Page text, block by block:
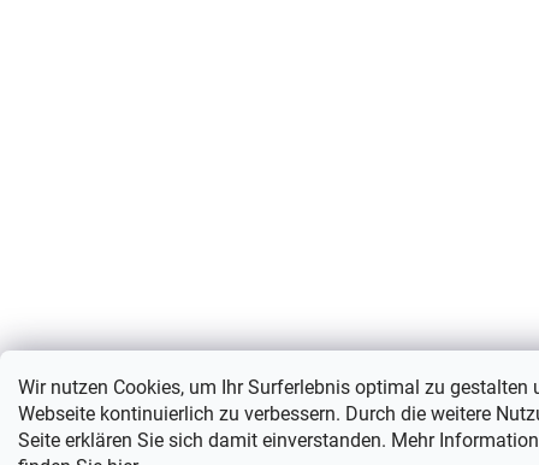
Wir nutzen Cookies, um Ihr Surferlebnis optimal zu gestalten
Webseite kontinuierlich zu verbessern. Durch die weitere
Seite erklären Sie sich damit einverstanden. Mehr